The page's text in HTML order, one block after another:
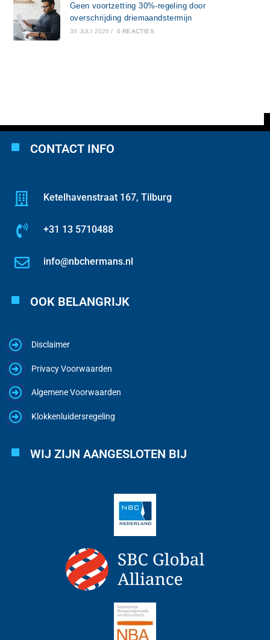
Geen voortzetting 30%-regeling door
overschrijding driemaandstermijn
30 JULI 2026 / 0 REACTIES
CONTACT INFO
Ketelhavenstraat 167, Tilburg
+31 13 5710488
info@nbchermans.nl
OOK BELANGRIJK
Disclaimer
Privacy Voorwaarden
Algemene Voorwaarden
Klokkenluidersregeling
WIJ ZIJN AANGESLOTEN BIJ